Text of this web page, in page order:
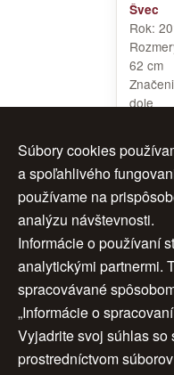
Švec
Rok:
62 cm
dole
<<
< späť
Úvod | O nás
Súbory cookies
a spoľahlivého
používame na
analýzu návštevnosti.
Informácie o používaní
analytickými partnermi.
spracovávané
„Informácie o
Vyjadrite svoj súhlas
prostredníctvom